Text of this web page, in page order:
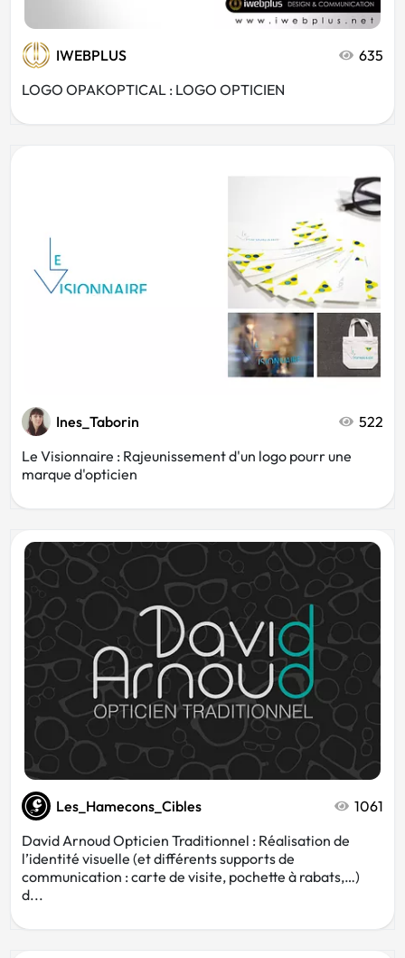
IWEBPLUS
635
LOGO OPAKOPTICAL : LOGO OPTICIEN
Ines_Taborin
522
Le Visionnaire : Rajeunissement d'un logo pourr une
marque d'opticien
Les_Hamecons_Cibles
1061
David Arnoud Opticien Traditionnel : Réalisation de
l’identité visuelle (et différents supports de
communication : carte de visite, pochette à rabats,…)
d...